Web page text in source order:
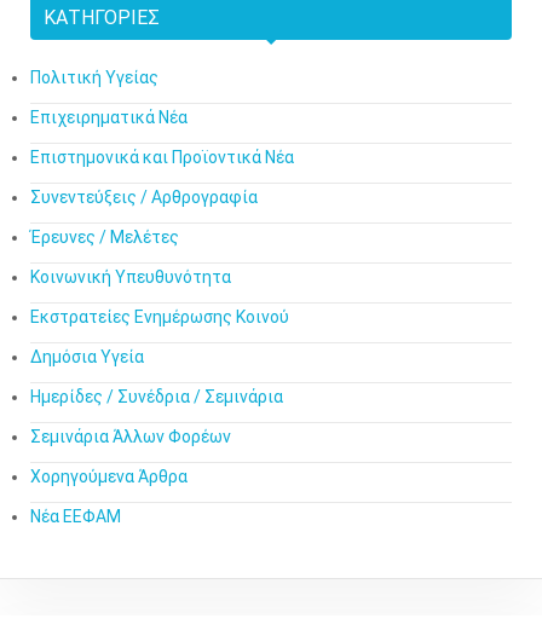
ΚΑΤΗΓΟΡΊΕΣ
Πολιτική Υγείας
Επιχειρηματικά Νέα
Επιστημονικά και Προϊοντικά Νέα
Συνεντεύξεις / Αρθρογραφία
Έρευνες / Μελέτες
Κοινωνική Υπευθυνότητα
Εκστρατείες Ενημέρωσης Κοινού
Δημόσια Υγεία
Ημερίδες / Συνέδρια / Σεμινάρια
Σεμινάρια Άλλων Φορέων
Χορηγούμενα Άρθρα
Νέα ΕΕΦΑΜ